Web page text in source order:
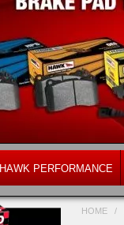
HAWK PERFORMANCE
HOME /